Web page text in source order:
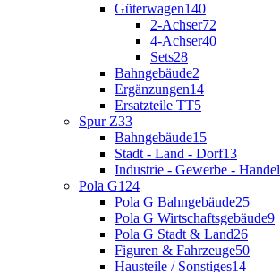
Güterwagen140
2-Achser72
4-Achser40
Sets28
Bahngebäude2
Ergänzungen14
Ersatzteile TT5
Spur Z33
Bahngebäude15
Stadt - Land - Dorf13
Industrie - Gewerbe - Handel
Pola G124
Pola G Bahngebäude25
Pola G Wirtschaftsgebäude9
Pola G Stadt & Land26
Figuren & Fahrzeuge50
Hausteile / Sonstiges14